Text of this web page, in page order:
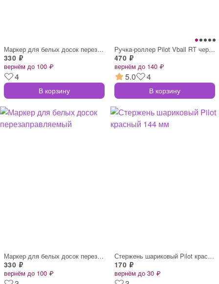
Маркер для белых досок перезаправляемый
330 ₽
вернём до 100 ₽
4
В корзину
Ручка-роллер Pilot Vball RT черная толщи
470 ₽
вернём до 140 ₽
5.0 4
В корзину
Маркер для белых досок перезаправляемый
330 ₽
вернём до 100 ₽
Стержень шариковый Pilot красный 144 мм
170 ₽
вернём до 30 ₽